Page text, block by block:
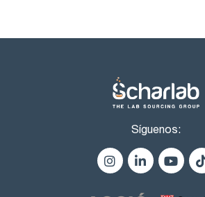
Síguenos: